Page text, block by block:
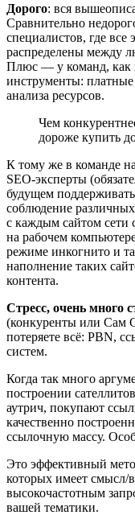
Дорого: вся
Сравнительно
специалистов, где
распределены между
Плюс — у команд, как
инструменты:
анализа ресурсов.
Чем
дороже купить
К тому же в команде
SEO-эксперты
будущем
соблюдение
с каждым сайтом сети
на рабочем
режиме инкогнито и
наполнение таких
контента.
Стресс, очень много
(конкуренты или Сам
потеряете всё: PBN,
систем.
Когда так много
построении
аутрич, покупают
качественно
ссылочную массу.
Это эффективный
которых имеет смысл/
высокочастотным
вашей тематики.